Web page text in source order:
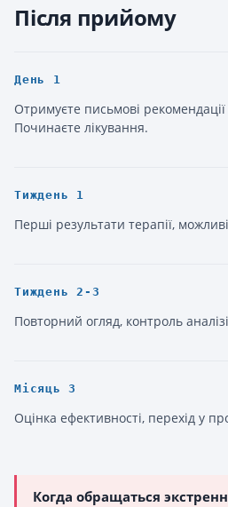
Після прийому
День 1
Отримуєте письмові
Починаєте лікування.
Тиждень 1
Перші результати терапії,
Тиждень 2-3
Повторний огляд, контроль
Місяць 3
Оцінка ефективності, перехід у
Когда обращаться